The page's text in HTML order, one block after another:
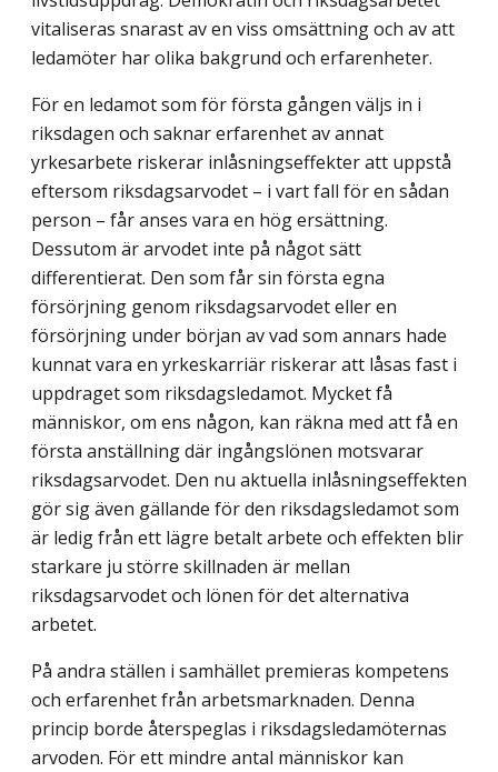
vitaliseras snarast av en viss omsättning och av att
ledamöter har olika bakgrund och erfarenheter.
För en ledamot som för första gången väljs in i
riksdagen och saknar erfarenhet av annat
yrkesarbete riskerar inlåsningseffekter att uppstå
eftersom riksdagsarvodet – i vart fall för en sådan
person – får anses vara en hög ersättning.
Dessutom är arvodet inte på något sätt
differentierat. Den som får sin första egna
försörjning genom riksdagsarvodet eller en
försörjning under början av vad som annars hade
kunnat vara en yrkeskarriär riskerar att låsas fast i
uppdraget som riksdagsledamot. Mycket få
människor, om ens någon, kan räkna med att få en
första anställning där ingångslönen motsvarar
riksdagsarvodet. Den nu aktuella inlåsningseffekten
gör sig även gällande för den riksdagsledamot som
är ledig från ett lägre betalt arbete och effekten blir
starkare ju större skillnaden är mellan
riksdagsarvodet och lönen för det alternativa
arbetet.
På andra ställen i samhället premieras kompetens
och erfarenhet från arbetsmarknaden. Denna
princip borde återspeglas i riksdagsledamöternas
arvoden. För ett mindre antal människor kan